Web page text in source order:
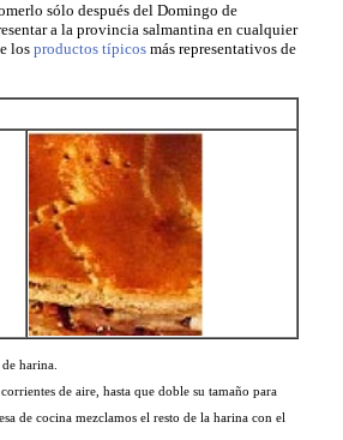
sólo después del Domingo de
a la provincia salmantina en cualquier
los productos típicos más representativos de
harina.
de aire, hasta que doble su tamaño para
de cocina mezclamos el resto de la harina con el